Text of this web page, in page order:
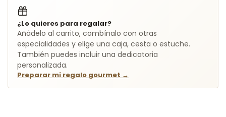
¿Lo quieres para regalar?
Añádelo al carrito, combínalo con otras
especialidades y elige una caja, cesta o estuche.
También puedes incluir una dedicatoria
personalizada.
Preparar mi regalo gourmet →